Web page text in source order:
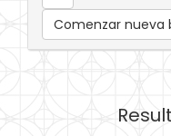
Comenzar nueva